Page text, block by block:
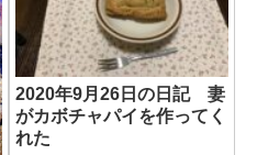
2020年9月26日の日記 妻
がカボチャパイを作ってく
れた